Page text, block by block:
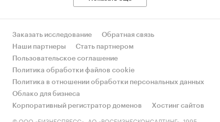
Заказать исследование
Обратная связь
Наши партнеры
Стать партнером
Пользовательское соглашение
Политика обработки файлов cookie
Политика в отношении обработки персональных данных
Облако для бизнеса
Корпоративный регистратор доменов
Хостинг сайтов